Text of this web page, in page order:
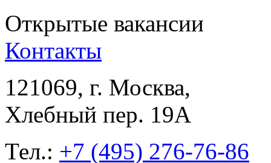
Открытые вакансии
Контакты
121069, г. Москва,
Хлебный пер. 19А
Тел.: +7 (495) 276-76-86